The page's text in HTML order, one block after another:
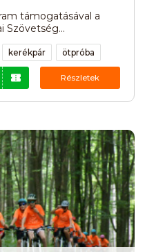
támogatásával a
Szövetség...
kerékpár ötpróba
Részletek